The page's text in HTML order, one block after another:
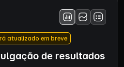
atualizado em breve
de resultados